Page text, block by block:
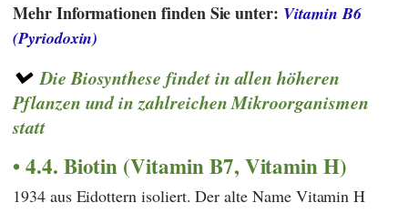
Mehr Informationen finden Sie unter: Vitamin B6
(Pyriodoxin)
Die Biosynthese findet in allen höheren
Pflanzen und in zahlreichen Mikroorganismen
statt
4.4. Biotin (Vitamin B7, Vitamin H)
1934 aus Eidottern isoliert. Der alte Name Vitamin H